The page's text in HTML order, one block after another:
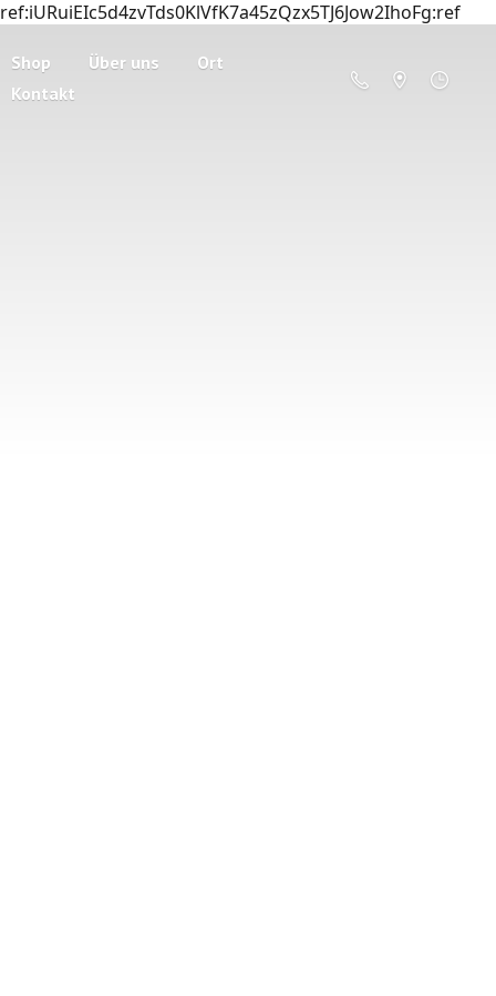
ref:iURuiEIc5d4zvTds0KlVfK7a45zQzx5TJ6Jow2IhoFg:ref
Shop Über uns
Ort
Kontakt